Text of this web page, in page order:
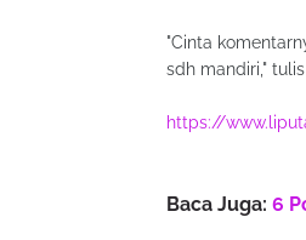
"Cinta
sdh mandiri,"
https://
Baca Juga: 6